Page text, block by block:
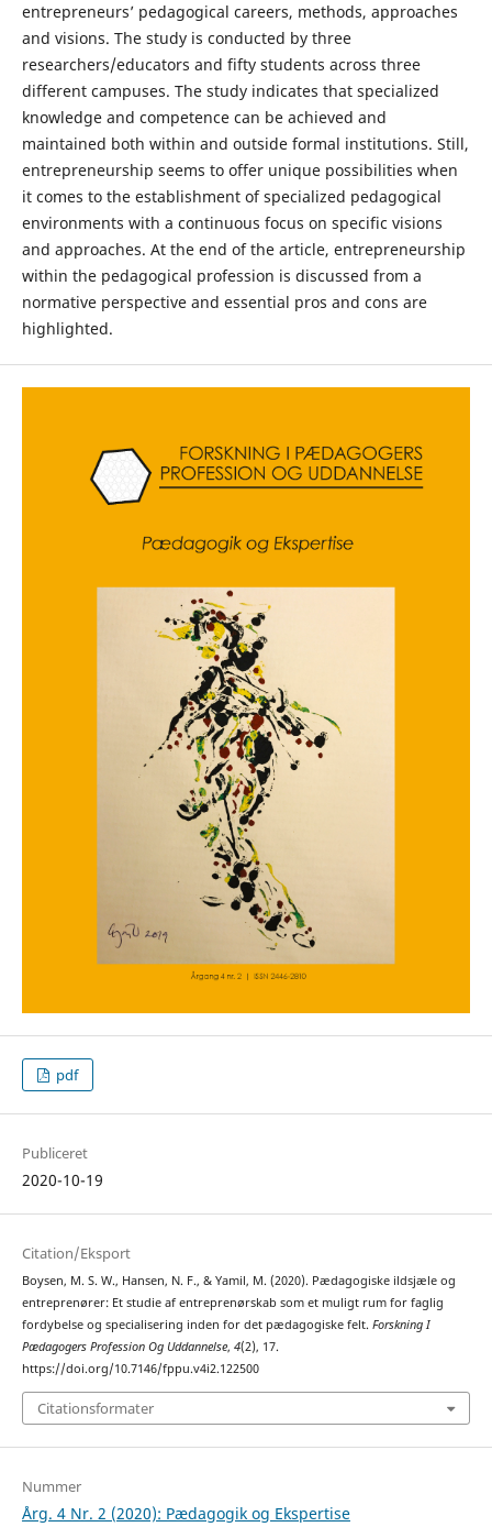
entrepreneurs’ pedagogical careers, methods, approaches
and visions. The study is conducted by three
researchers/educators and fifty students across three
different campuses. The study indicates that specialized
knowledge and competence can be achieved and
maintained both within and outside formal institutions. Still,
entrepreneurship seems to offer unique possibilities when
it comes to the establishment of specialized pedagogical
environments with a continuous focus on specific visions
and approaches. At the end of the article, entrepreneurship
within the pedagogical profession is discussed from a
normative perspective and essential pros and cons are
highlighted.
pdf
Publiceret
2020-10-19
Citation/Eksport
Boysen, M. S. W., Hansen, N. F., & Yamil, M. (2020). Pædagogiske ildsjæle og
entreprenører: Et studie af entreprenørskab som et muligt rum for faglig
fordybelse og specialisering inden for det pædagogiske felt. Forskning I
Pædagogers Profession Og Uddannelse, 4(2), 17.
https://doi.org/10.7146/fppu.v4i2.122500
Citationsformater
Nummer
Årg. 4 Nr. 2 (2020): Pædagogik og Ekspertise